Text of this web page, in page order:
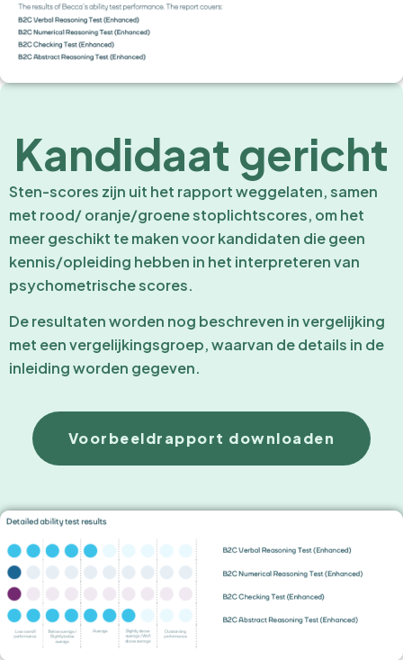
Kandidaat gericht
Sten-scores zijn uit het rapport weggelaten, samen
met rood/ oranje/groene stoplichtscores, om het
meer geschikt te maken voor kandidaten die geen
kennis/opleiding hebben in het interpreteren van
psychometrische scores.
De resultaten worden nog beschreven in vergelijking
met een vergelijkingsgroep, waarvan de details in de
inleiding worden gegeven.
Voorbeeldrapport downloaden